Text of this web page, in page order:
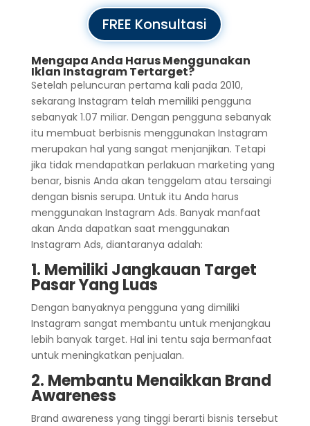
FREE Konsultasi
Mengapa Anda Harus Menggunakan
Iklan Instagram Tertarget?
Setelah peluncuran pertama kali pada 2010,
sekarang Instagram telah memiliki pengguna
sebanyak 1.07 miliar. Dengan pengguna sebanyak
itu membuat berbisnis menggunakan Instagram
merupakan hal yang sangat menjanjikan. Tetapi
jika tidak mendapatkan perlakuan marketing yang
benar, bisnis Anda akan tenggelam atau tersaingi
dengan bisnis serupa. Untuk itu Anda harus
menggunakan Instagram Ads. Banyak manfaat
akan Anda dapatkan saat menggunakan
Instagram Ads, diantaranya adalah:
1. Memiliki Jangkauan Target
Pasar Yang Luas
Dengan banyaknya pengguna yang dimiliki
Instagram sangat membantu untuk menjangkau
lebih banyak target. Hal ini tentu saja bermanfaat
untuk meningkatkan penjualan.
2. Membantu Menaikkan Brand
Awareness
Brand awareness yang tinggi berarti bisnis tersebut